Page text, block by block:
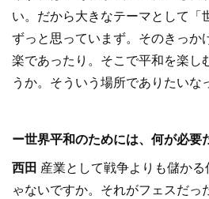
い。だから大きなテーマとして「
ずっと思っていまず。そのきっか
楽であったり。そこで平和を楽し
うか。そういう場所でありたいな
ー世界平和のためには、何が必要
西田 産業として戦争よりも儲か
ゃないですか。それがフェスだっ